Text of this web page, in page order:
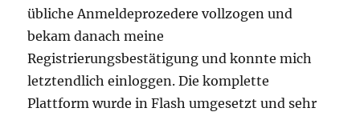
übliche Anmeldeprozedere vollzogen und
bekam danach meine
Registrierungsbestätigung und konnte mich
letztendlich einloggen. Die komplette
Plattform wurde in Flash umgesetzt und sehr